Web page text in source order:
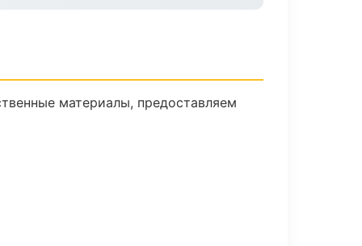
материалы, предоставляем